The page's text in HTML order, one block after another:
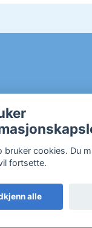
bruker cookies. Du
fortsette.
alle